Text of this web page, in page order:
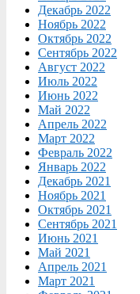
Декабрь 2022
Ноябрь 2022
Октябрь 2022
Сентябрь 2022
Август 2022
Июль 2022
Июнь 2022
Май 2022
Апрель 2022
Март 2022
Февраль 2022
Январь 2022
Декабрь 2021
Ноябрь 2021
Октябрь 2021
Сентябрь 2021
Июнь 2021
Май 2021
Апрель 2021
Март 2021